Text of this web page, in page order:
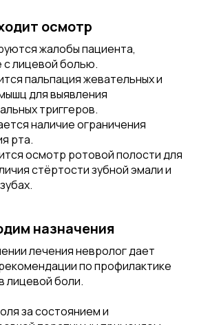
осмотр
жалобы пациента,
с лицевой болью.
пальпация жевательных и
для выявления
триггеров.
наличие ограничения
рта.
осмотр ротовой полости для
стёртости зубной эмали и
назначения
лечения невролог дает
по профилактике
лицевой боли.
за состоянием и